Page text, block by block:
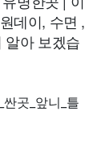
데이, 수면 ,
알아 보겠습